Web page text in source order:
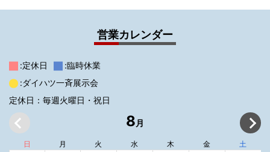
営業カレンダー
:定休日
:臨時休業
:ダイハツ一斉展示会
定休日：毎週火曜日・祝日
8 月
日 月 火 水 木 金 土